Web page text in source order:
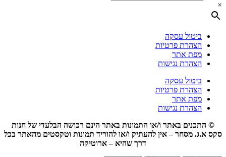
×
ביטול עסקה
הצהרת פרטיות
מפת אתר
הצהרת נגישות
ביטול עסקה
הצהרת פרטיות
מפת אתר
הצהרת נגישות
© התכנים באתר ו/או התמונות באתר הינם רכושה הבלעדי של חנות
סקס א.ג. מסחר – אין להעתיק ו/או להוריד תמונות וטקסטים מהאתר בכל
דרך שהיא – ארוטיקה